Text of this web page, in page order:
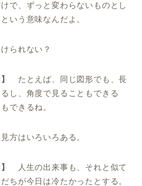
で、ずっと変わらないものとし
いう意味なんだよ。
られない？
】 たとえば、同じ図形でも、長
し、角度で見ることもできる
できるね。
方はいろいろある。
】
人生の出来事も、それと似て
ちが今日は冷たかったとする。